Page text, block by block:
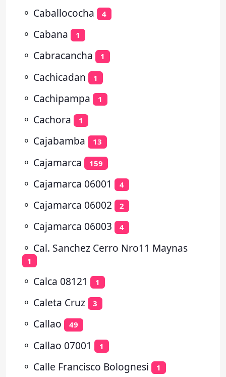
⚬ Caballococha 4
⚬ Cabana 1
⚬ Cabracancha 1
⚬ Cachicadan 1
⚬ Cachipampa 1
⚬ Cachora 1
⚬ Cajabamba 13
⚬ Cajamarca 159
⚬ Cajamarca 06001 4
⚬ Cajamarca 06002 2
⚬ Cajamarca 06003 4
⚬ Cal. Sanchez Cerro Nro11 Maynas
1
⚬ Calca 08121 1
⚬ Caleta Cruz 3
⚬ Callao 49
⚬ Callao 07001 1
⚬ Calle Francisco Bolognesi 1